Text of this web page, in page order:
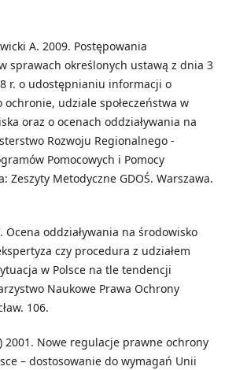
A. 2009. Postępowania
sprawach określonych ustawą z dnia 3
r. o udostępnianiu informacji o
udziale społeczeństwa w
oraz o ocenach oddziaływania na
Rozwoju Regionalnego -
Pomocowych i Pomocy
Zeszyty Metodyczne GDOŚ. Warszawa.
Ocena oddziaływania na środowisko
czy procedura z udziałem
w Polsce na tle tendencji
Naukowe Prawa Ochrony
106.
2001. Nowe regulacje prawne ochrony
– dostosowanie do wymagań Unii